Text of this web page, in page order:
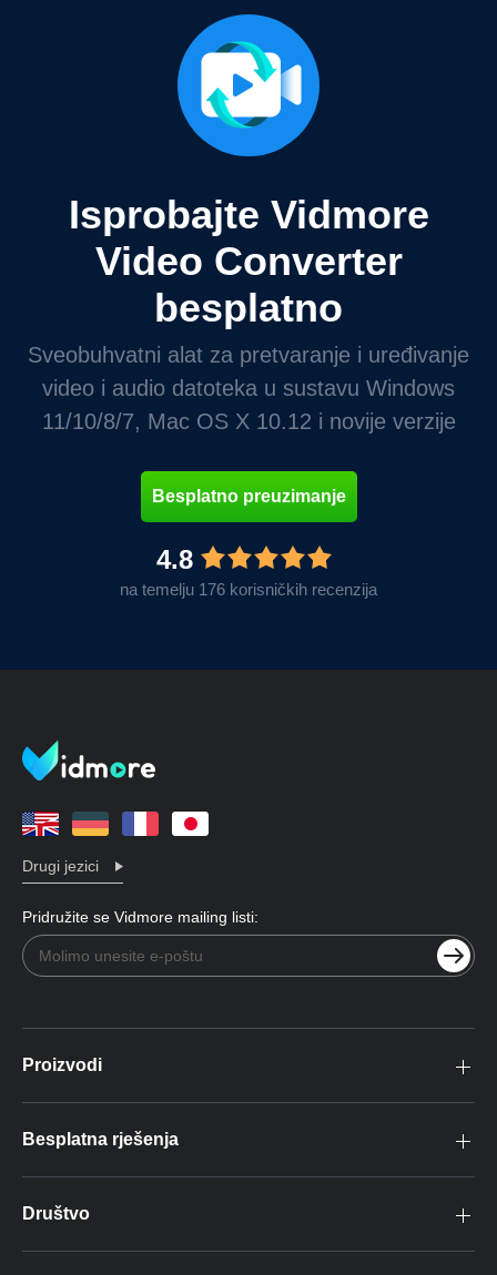
Isprobajte Vidmore
Video Converter
besplatno
Sveobuhvatni alat za pretvaranje i uređivanje
video i audio datoteka u sustavu Windows
11/10/8/7, Mac OS X 10.12 i novije verzije
Besplatno preuzimanje
4.8
na temelju 176 korisničkih recenzija
Drugi jezici
Pridružite se Vidmore mailing listi:
Proizvodi
Besplatna rješenja
Društvo